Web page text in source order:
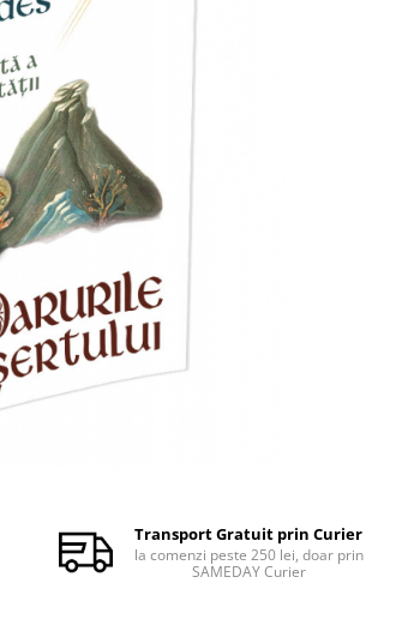
Facebook
Transport Gratuit prin Curier
la comenzi peste 250 lei, doar prin
SAMEDAY Curier